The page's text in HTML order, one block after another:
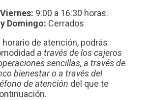
9:00 a 16:30 horas.
Domingo: Cerrados
horario de atención, podrás
a través de los cajeros
sencillas, a través de
bienestar o a través del
de atención del que te